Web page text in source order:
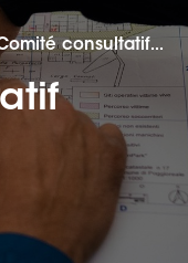
consultatif d'urbanisme